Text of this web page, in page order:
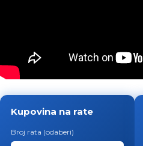
Kupovina na rate
Broj rata (odaberi)